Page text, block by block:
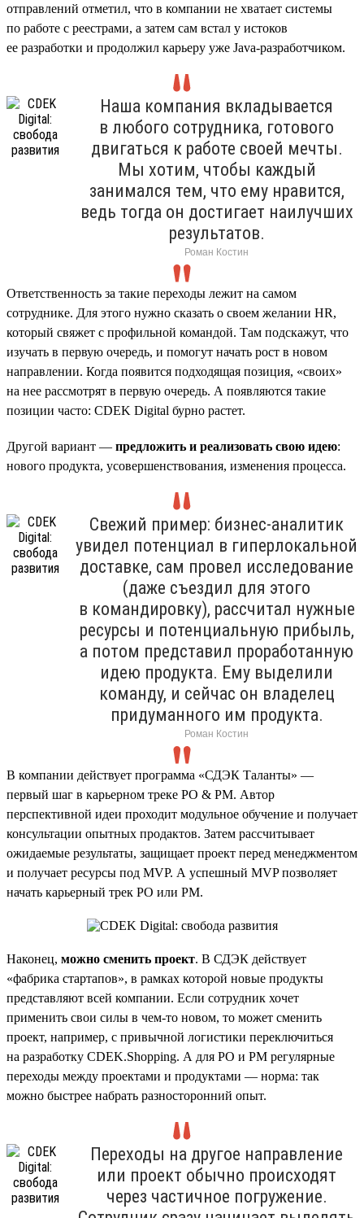
отправлений отметил, что в компании не хватает системы
по работе с реестрами, а затем сам встал у истоков
ее разработки и продолжил карьеру уже Java-разработчиком.
Наша компания вкладывается
в любого сотрудника, готового
двигаться к работе своей мечты.
Мы хотим, чтобы каждый
занимался тем, что ему нравится,
ведь тогда он достигает наилучших
результатов.
Роман Костин
Ответственность за такие переходы лежит на самом
сотруднике. Для этого нужно сказать о своем желании HR,
который свяжет с профильной командой. Там подскажут, что
изучать в первую очередь, и помогут начать рост в новом
направлении. Когда появится подходящая позиция, «своих»
на нее рассмотрят в первую очередь. А появляются такие
позиции часто: CDEK Digital бурно растет.
Другой вариант — предложить и реализовать свою идею:
нового продукта, усовершенствования, изменения процесса.
Свежий пример: бизнес-аналитик
увидел потенциал в гиперлокальной
доставке, сам провел исследование
(даже съездил для этого
в командировку), рассчитал нужные
ресурсы и потенциальную прибыль,
а потом представил проработанную
идею продукта. Ему выделили
команду, и сейчас он владелец
придуманного им продукта.
Роман Костин
В компании действует программа «СДЭК Таланты» —
первый шаг в карьерном треке PO & PM. Автор
перспективной идеи проходит модульное обучение и получает
консультации опытных продактов. Затем рассчитывает
ожидаемые результаты, защищает проект перед менеджментом
и получает ресурсы под MVP. А успешный MVP позволяет
начать карьерный трек PO или PM.
Наконец, можно сменить проект. В СДЭК действует
«фабрика стартапов», в рамках которой новые продукты
представляют всей компании. Если сотрудник хочет
применить свои силы в чем-то новом, то может сменить
проект, например, с привычной логистики переключиться
на разработку CDEK.Shopping. А для PO и PM регулярные
переходы между проектами и продуктами — норма: так
можно быстрее набрать разносторонний опыт.
Переходы на другое направление
или проект обычно происходят
через частичное погружение.